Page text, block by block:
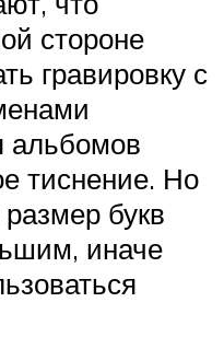
стороне
гравировку с
альбомов
тиснение. Но
букв
иначе